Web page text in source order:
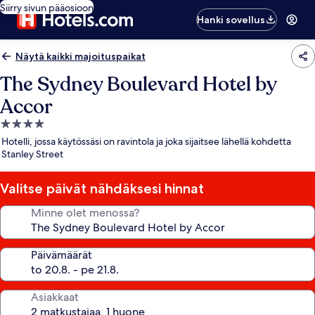
Siirry sivun pääosioon
Hanki sovellus
Näytä kaikki majoituspaikat
The Sydney Boulevard Hotel by
Accor
4.0
tähden
majoituspaikka
Hotelli, jossa käytössäsi on ravintola ja joka sijaitsee lähellä kohdetta
Stanley Street
Valitse päivät nähdäksesi hinnat
Minne olet menossa?
Päivämäärät
Asiakkaat